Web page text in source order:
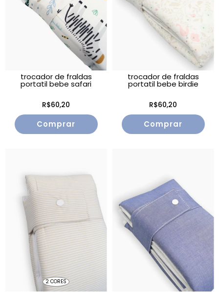
trocador de fraldas
portatil bebe safari
R$60,20
trocador de fraldas
portatil bebe birdie
R$60,20
2 CORES